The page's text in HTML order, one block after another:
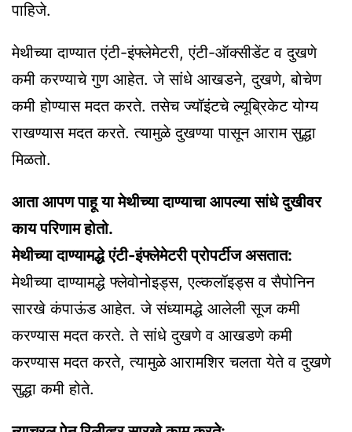
पाहिजे.
मेथीच्या दाण्यात एंटी-इंफ्लेमेटरी, एंटी-ऑक्सीडेंट व दुखणे
कमी करण्याचे गुण आहेत. जे सांधे आखडने, दुखणे, बोचेण
कमी होण्यास मदत करते. तसेच ज्यॉइंटचे ल्यूब्रिकेट योग्य
राखण्यास मदत करते. त्यामुळे दुखण्या पासून आराम सुद्धा
मिळतो.
आता आपण पाहू या मेथीच्या दाण्याचा आपल्या सांधे दुखीवर
काय परिणाम होतो.
मेथीच्या दाण्यामद्धे एंटी-इंफ्लेमेटरी प्रोपर्टीज असतात:
मेथीच्या दाण्यामद्धे फ्लेवोनोइड्स, एल्कलॉइड्स व सैपोनिन
सारखे कंपाऊंड आहेत. जे संध्यामद्धे आलेली सूज कमी
करण्यास मदत करते. ते सांधे दुखणे व आखडणे कमी
करण्यास मदत करते, त्यामुळे आरामशिर चलता येते व दुखणे
सुद्धा कमी होते.